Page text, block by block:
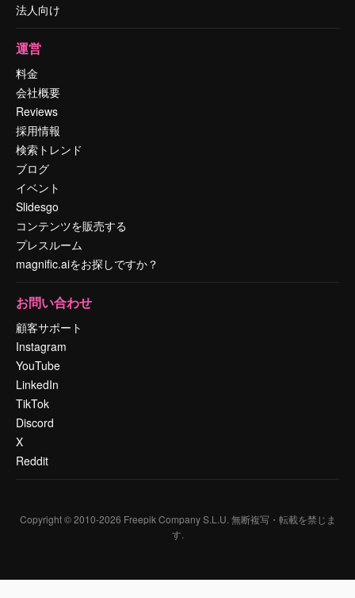
法人向け
運営
料金
会社概要
Reviews
採用情報
検索トレンド
ブログ
イベント
Slidesgo
コンテンツを販売する
プレスルーム
magnific.aiをお探しですか？
お問い合わせ
顧客サポート
Instagram
YouTube
LinkedIn
TikTok
Discord
X
Reddit
Copyright © 2010-2026 Freepik Company S.L.U. 無断複写・転載を禁じま
す.